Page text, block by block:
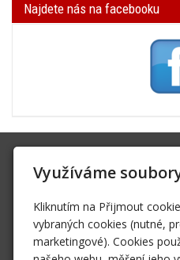
Najdete nás na facebooku
Na Spádu 2069/9, 40011
sktrifid@sktrifid.cz
606 64 64 99
475 504 457
Využíváme
Kliknutím na Přijmout
vybraných cookies (nutné,
marketingové). Cookies